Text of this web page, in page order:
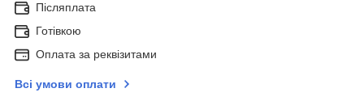
Післяплата
Готівкою
Оплата за реквізитами
Всі умови оплати